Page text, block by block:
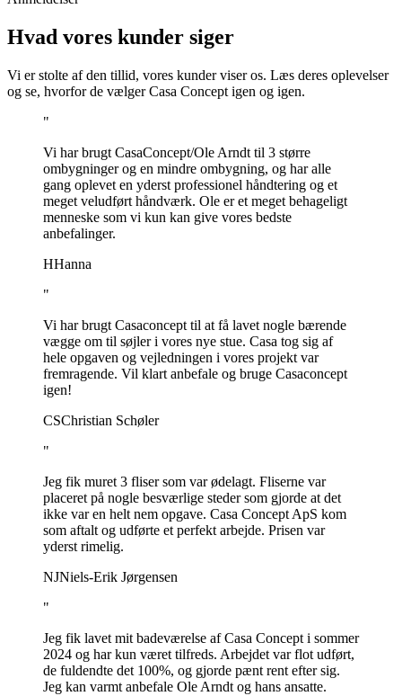
Hvad vores kunder siger
Vi er stolte af den tillid, vores kunder viser os. Læs deres oplevelser
og se, hvorfor de vælger Casa Concept igen og igen.
"
Vi har brugt CasaConcept/Ole Arndt til 3 større
ombygninger og en mindre ombygning, og har alle
gang oplevet en yderst professionel håndtering og et
meget veludført håndværk. Ole er et meget behageligt
menneske som vi kun kan give vores bedste
anbefalinger.
HHanna
"
Vi har brugt Casaconcept til at få lavet nogle bærende
vægge om til søjler i vores nye stue. Casa tog sig af
hele opgaven og vejledningen i vores projekt var
fremragende. Vil klart anbefale og bruge Casaconcept
igen!
CSChristian Schøler
"
Jeg fik muret 3 fliser som var ødelagt. Fliserne var
placeret på nogle besværlige steder som gjorde at det
ikke var en helt nem opgave. Casa Concept ApS kom
som aftalt og udførte et perfekt arbejde. Prisen var
yderst rimelig.
NJNiels-Erik Jørgensen
"
Jeg fik lavet mit badeværelse af Casa Concept i sommer
2024 og har kun været tilfreds. Arbejdet var flot udført,
de fuldendte det 100%, og gjorde pænt rent efter sig.
Jeg kan varmt anbefale Ole Arndt og hans ansatte.